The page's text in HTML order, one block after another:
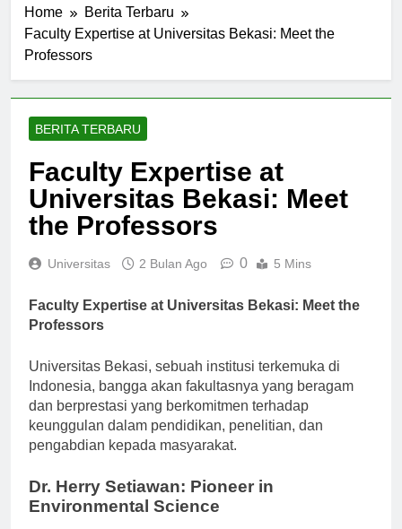
Home
Berita Terbaru
Faculty Expertise at Universitas Bekasi: Meet the
Professors
BERITA TERBARU
Faculty Expertise at
Universitas Bekasi: Meet
the Professors
Universitas 2 Bulan Ago 0 5 Mins
Faculty Expertise at Universitas Bekasi: Meet the
Professors
Universitas Bekasi, sebuah institusi terkemuka di
Indonesia, bangga akan fakultasnya yang beragam
dan berprestasi yang berkomitmen terhadap
keunggulan dalam pendidikan, penelitian, dan
pengabdian kepada masyarakat.
Dr. Herry Setiawan: Pioneer in
Environmental Science